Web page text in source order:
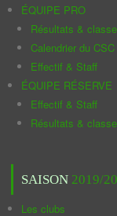
ÉQUIPE PRO
Résultats &
Calendrier du CSC
Effectif & Staff
ÉQUIPE RÉSERVE
Effectif & Staff
Résultats &
SAISON 2019/
Les clubs